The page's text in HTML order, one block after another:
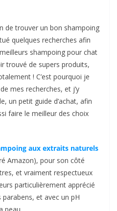
de trouver un bon shampoing
quelques recherches afin
shampoing pour chat
trouvé de supers produits,
! C’est pourquoi je
mes recherches, et j’y
un petit guide d’achat, afin
faire le meilleur des choix
aux extraits naturels
Amazon), pour son côté
et vraiment respectueux
particulièrement apprécié
parabens, et avec un pH